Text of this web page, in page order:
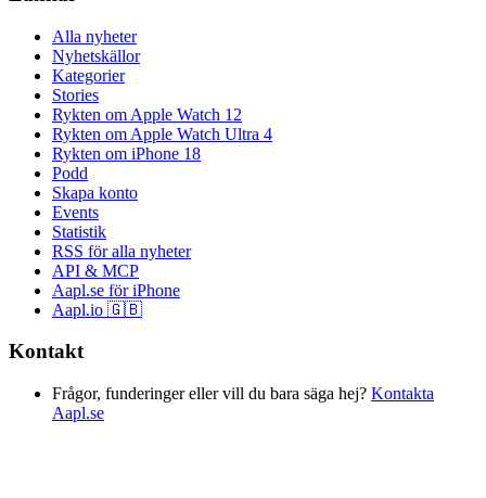
Alla nyheter
Nyhetskällor
Kategorier
Stories
Rykten om Apple Watch 12
Rykten om Apple Watch Ultra 4
Rykten om iPhone 18
Podd
Skapa konto
Events
Statistik
RSS för alla nyheter
API & MCP
Aapl.se för iPhone
Aapl.io 🇬🇧
Kontakt
Frågor, funderinger eller vill du bara säga hej? Kontakta
Aapl.se